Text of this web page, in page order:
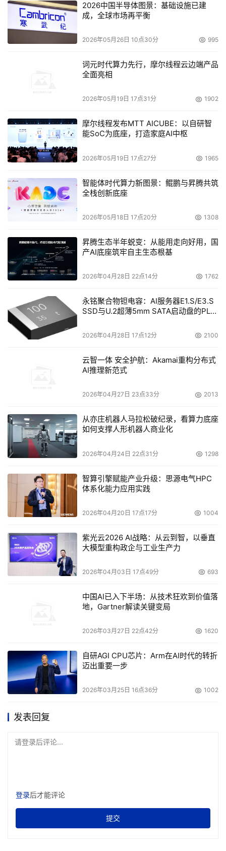
盘，最后的D5-P5336则是带着行业突破容量密度上限的
QLCSSD。
Solidigm不仅推动QLC技术的普及与应用，还在液冷SSD
技术领域进行大胆尝试。2025年3月，Solidigm展示其首
款采用SolidigmD7-PS1010  E1.S 9.5mm外形规格的冷板
美光科技 (Micron)
美光科技是全球主要的内存和存储解决方案供应商，产品涵
盖HBM、DRAM、NAND闪存和SSD。公司高度关注数据中
心、人工智能和汽车市场，并通过自有的NAND和控制器技
术实现垂直整合。
美光的SSD产品包括消费级、企业级和车载/工业级三大
类。其中，最近比较受关注的是美光9550 NVMe SSD，发
布时宣称是最快的企业SSD，该产品适用于AI、高性能数据
库、缓存、OLTP 和高频交易等场景。
另外一个受到关注的是大容量的6550 ION，其容量高达
61.44TB，可满足AI工作负载对更大容量的需求。此外，
6550 ION性能也不错，且功耗相比竞品SSD低20%，可帮
美光也有对标英特尔傲腾的产品，叫XTR SSD，可以为写
入密集型工作负载提供超高耐久性，可用于分层存储环境中
的日志记录和读/写缓存。美光 XTR 的耐久性可达到典型
SCM SSD的35%，而成本仅为其20%。
铠侠 (Kioxia, 前身东芝存储)
就是在东芝内部首次提出并开发出闪存（Flash Memory）
的概念和技术原型，可以说，东芝与闪存有着密切关系。
2019年10月，原来的东芝存储业务更名为铠侠。
铠侠的闪存产品线可谓是非常丰富，不仅有个人业务，在企
业和数据中心市场的细分也非常明确。我们看到，靠下的企
列，数据中心SSD包括CD系列和XD系列。
外形规格，PM系列也都是双端口的盘，采用2.5英寸的外形
打价格更友好。FL系列则是铠侠对标傲腾的产品，延迟低、
耐久性高。
NVMe 协议，适用于可扩展部署和云计算应用。XD系列是
标准，强调性能、功耗和散热的综合平衡。
闪迪于2015年被西部数据收购，2025年年初，西部数据与
闪迪拆分，原本西部数据旗下的一些SSD产品已经划归到了
闪迪的旗下，搜索引擎里找到的原来西数闪存产品的链接，
2026中国半导体图景：基础设施已建
成，全球市场再平衡
2026年05月26日 10点30分 995
词元时代算力先行，摩尔线程云边端产品
全面亮相
2026年05月19日 17点31分 1902
摩尔线程发布MTT AICUBE：以自研智
能SoC为底座，打造家庭AI中枢
2026年05月19日 17点27分 1965
智能体时代算力新图景：鲲鹏与昇腾共筑
全栈创新底座
2026年05月18日 17点20分 1308
昇腾生态半年蜕变：从能用走向好用，国
产AI底座筑牢自主生态根基
2026年04月28日 22点14分 1762
永铭聚合物钽电容：AI服务器E1.S/E3.S
SSD与U.2超薄5mm SATA启动盘的PLP
2026年04月28日 17点12分 2100
云智一体 安全护航：Akamai重构分布式
AI推理新范式
2026年04月27日 23点33分 2013
从亦庄机器人马拉松破纪录，看算力底座
如何支撑人形机器人商业化
2026年04月24日 22点31分 1298
智算引擎赋能产业升级：思源电气HPC
体系化能力应用实践
2026年04月20日 17点17分 1004
紫光云2026 AI战略：从云到智，以垂直
大模型重构政企与工业生产力
2026年04月03日 17点49分 693
中国AI已入下半场：从技术狂欢到价值落
地，Gartner解读关键变局
2026年03月27日 22点42分 1620
自研AGI CPU芯片：Arm在AI时代的转折
迈出重要一步
2026年03月25日 16点36分 1002
发表回复
请登录后评论...
登录后才能评论
提交